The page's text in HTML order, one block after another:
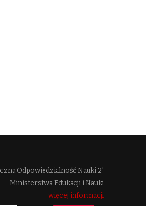
Odpowiedzialność Nauki 2”
Ministerstwa Edukacji i Nauki
więcej informacji